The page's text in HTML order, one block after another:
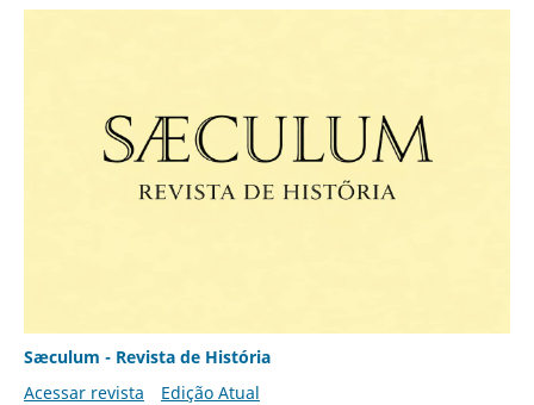
Sæculum - Revista de História
Acessar revista
Edição Atual